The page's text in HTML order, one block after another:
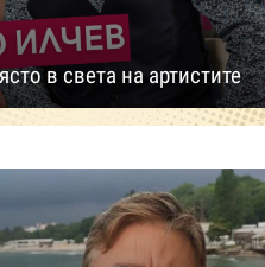
в света на артистите